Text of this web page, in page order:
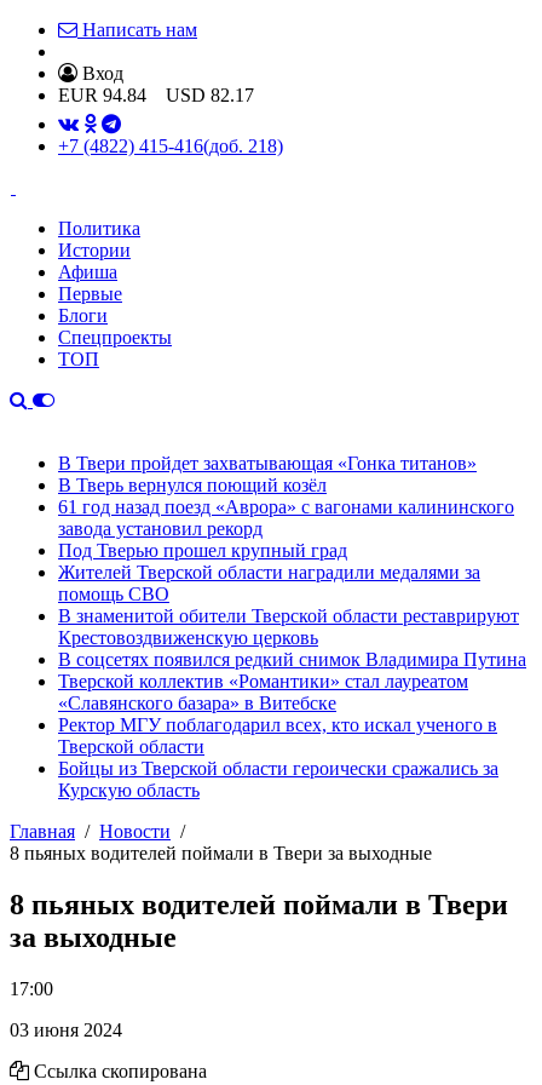
Написать нам
Вход
EUR 94.84 USD 82.17
+7 (4822) 415-416(доб. 218)
Политика
Истории
Афиша
Первые
Блоги
Спецпроекты
ТОП
В Твери пройдет захватывающая «Гонка титанов»
В Тверь вернулся поющий козёл
61 год назад поезд «Аврора» с вагонами калининского
завода установил рекорд
Под Тверью прошел крупный град
Жителей Тверской области наградили медалями за
помощь СВО
В знаменитой обители Тверской области реставрируют
Крестовоздвиженскую церковь
В соцсетях появился редкий снимок Владимира Путина
Тверской коллектив «Романтики» стал лауреатом
«Славянского базара» в Витебске
Ректор МГУ поблагодарил всех, кто искал ученого в
Тверской области
Бойцы из Тверской области героически сражались за
Курскую область
Главная
Новости
8 пьяных водителей поймали в Твери за выходные
8 пьяных водителей поймали в Твери
за выходные
17:00
03 июня 2024
Ссылка скопирована